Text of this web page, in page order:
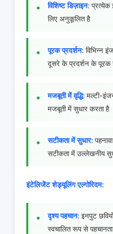
विशिष्ट डिज़ाइन: प्रत्येक
लिए अनुकूलित है
पूरक प्रदर्शन: विभिन्न
दूसरे के प्रदर्शन के पूरक
मजबूती में वृद्धि: मल्टी-
मजबूती में सुधार करता है
सटीकता में सुधार:
सटीकता में उल्लेखनीय
इंटेलिजेंट शेड्यूलिंग एल्गोरिदम:
दृश्य पहचान: इनपुट
स्वचालित रूप से